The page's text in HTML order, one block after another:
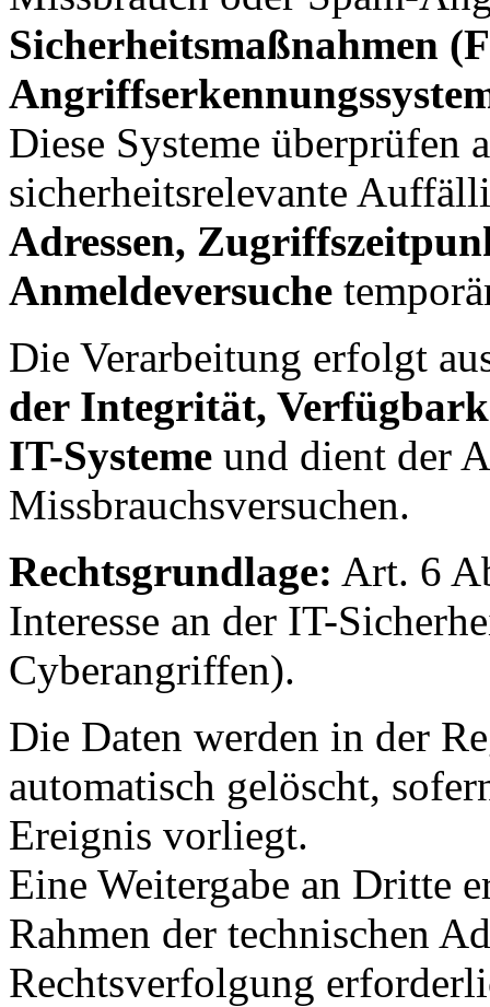
Sicherheitsmaßnahmen
Diese Systeme überprüfen
sicherheitsrelevante
Adressen,
Anmeldeversuche
Die Verarbeitung erfolgt
der Integrität,
IT-Systeme und dient der
Missbrauchsversuchen.
Rechtsgrundlage: Art. 6
Interesse an der IT-
Cyberangriffen).
Die Daten werden in der
automatisch gelöscht,
Ereignis vorliegt.
Eine Weitergabe an Dritte
Rahmen der technischen
Rechtsverfolgung